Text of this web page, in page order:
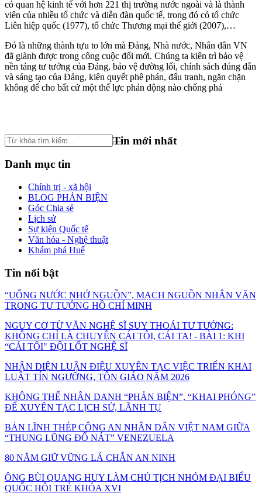
có quan hệ kinh tế với hơn 221 thị trường nước ngoài và là thành
viên của nhiều tổ chức và diễn đàn quốc tế, trong đó có tổ chức
Liên hiệp quốc (1977), tổ chức Thương mại thế giới (2007),…
Đó là những thành tựu to lớn mà Đảng, Nhà nước, Nhân dân VN
đã giành được trong công cuộc đổi mới. Chúng ta kiên trì bảo vệ
nền tảng tư tưởng của Đảng, bảo vệ đường lối, chính sách đúng đắn
và sáng tạo của Đảng, kiên quyết phê phán, đấu tranh, ngăn chặn
không để cho bất cứ một thế lực phản động nào chống phá
Tin mới nhất
Danh mục tin
Chính trị - xã hội
BLOG PHẢN BIỆN
Góc Chia sẻ
Lịch sử
Sự kiện Quốc tế
Văn hóa - Nghệ thuật
Khám phá Huế
Tin nổi bật
“UỐNG NƯỚC NHỚ NGUỒN”, MẠCH NGUỒN NHÂN VĂN
TRONG TƯ TƯỞNG HỒ CHÍ MINH
NGUY CƠ TỪ VĂN NGHỆ SĨ SUY THOÁI TƯ TƯỞNG:
KHÔNG CHỈ LÀ CHUYỆN CÁI TÔI, CÁI TA! - BÀI 1: KHI
“CÁI TÔI" ĐỘI LỐT NGHỆ SĨ
NHẬN DIỆN LUẬN ĐIỆU XUYÊN TẠC VIỆC TRIỂN KHAI
LUẬT TÍN NGƯỠNG, TÔN GIÁO NĂM 2026
KHÔNG THỂ NHÂN DANH “PHẢN BIỆN”, “KHAI PHÓNG”
ĐỂ XUYÊN TẠC LỊCH SỬ, LÃNH TỤ
BẢN LĨNH THÉP CÔNG AN NHÂN DÂN VIỆT NAM GIỮA
“THUNG LŨNG ĐỔ NÁT” VENEZUELA
80 NĂM GIỮ VỮNG LÁ CHẮN AN NINH
ÔNG BÙI QUANG HUY LÀM CHỦ TỊCH NHÓM ĐẠI BIỂU
QUỐC HỘI TRẺ KHÓA XVI